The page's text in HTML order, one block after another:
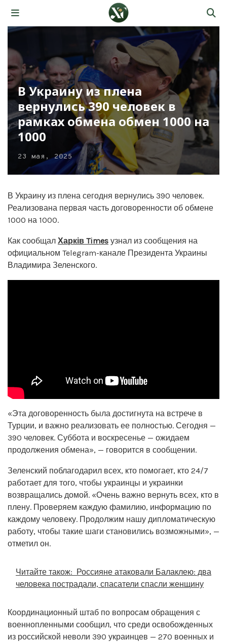
В Украину из плена
вернулись 390 человек в
рамках обмена обмен 1000 на
1000
23 мая, 2025
В Украину из плена сегодня вернулись 390 человек.
Реализована первая часть договоренности об обмене
1000 на 1000.
Как сообщал Харків Times узнал из сообщения на
официальном Telegram-канале Президента Украины
Владимира Зеленского.
«Эта договоренность была достигнута на встрече в
Турции, и важно реализовать ее полностью. Сегодня —
390 человек. Суббота и воскресенье — ожидаем
продолжения обмена», — говорится в сообщении.
Зеленский поблагодарил всех, кто помогает, кто 24/7
работает для того, чтобы украинцы и украинки
возвращались домой. «Очень важно вернуть всех, кто в
плену. Проверяем каждую фамилию, информацию по
каждому человеку. Продолжим нашу дипломатическую
работу, чтобы такие шаги становились возможными», —
отметил он.
Читайте також: Россияне атаковали Балаклею: два
человека пострадали, спасатели спасли женщину
Координационный штаб по вопросам обращения с
военнопленными сообщил, что среди освобожденных
из российской неволи 390 украинцев — 270 военных и